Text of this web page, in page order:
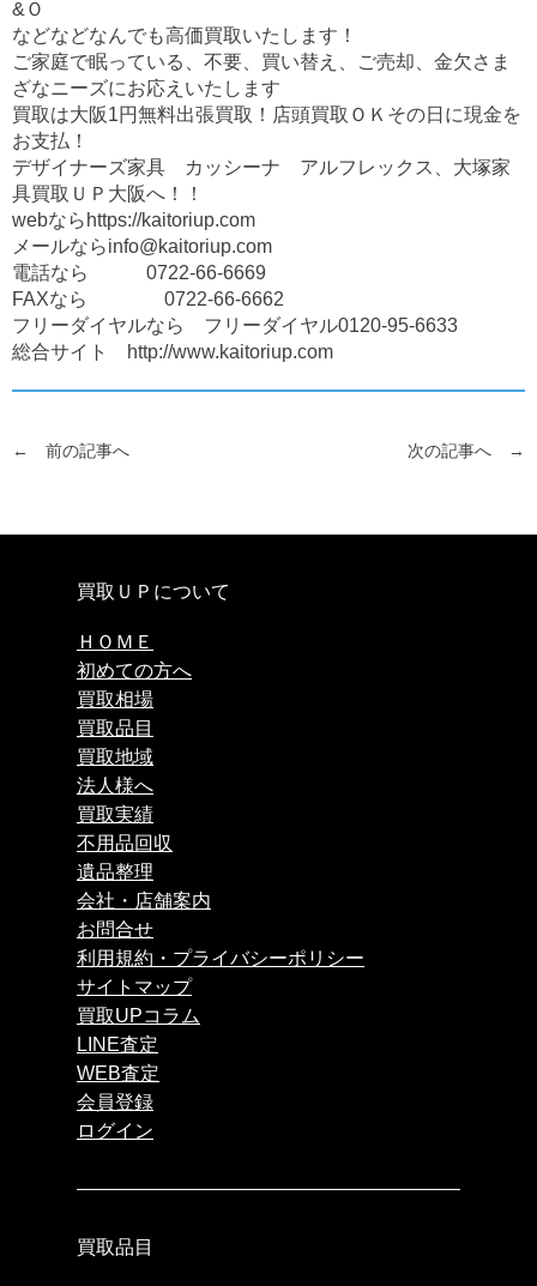
&Ｏ
などなどなんでも高価買取いたします！
ご家庭で眠っている、不要、買い替え、ご売却、金欠さま
ざなニーズにお応えいたします
買取は大阪1円無料出張買取！店頭買取ＯＫその日に現金を
お支払！
デザイナーズ家具 カッシーナ アルフレックス、大塚家
具買取ＵＰ大阪へ！！
webならhttps://kaitoriup.com
メールならinfo@kaitoriup.com
電話なら 0722-66-6669
FAXなら 0722-66-6662
フリーダイヤルなら フリーダイヤル0120-95-6633
総合サイト http://www.kaitoriup.com
← 前の記事へ 次の記事へ →
買取ＵＰについて
ＨＯＭＥ
初めての方へ
買取相場
買取品目
買取地域
法人様へ
買取実績
不用品回収
遺品整理
会社・店舗案内
お問合せ
利用規約・プライバシーポリシー
サイトマップ
買取UPコラム
LINE査定
WEB査定
会員登録
ログイン
買取品目